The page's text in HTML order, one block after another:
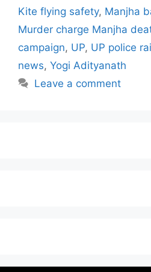
Kite flying safety, Manjha
Murder charge Manjha
campaign, UP, UP police
news, Yogi Adityanath
Leave a comment